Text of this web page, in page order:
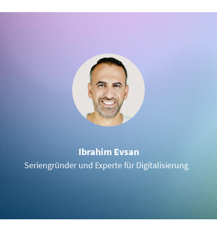
Ibrahim Evsan
Seriengründer und Experte für Digitalisierung